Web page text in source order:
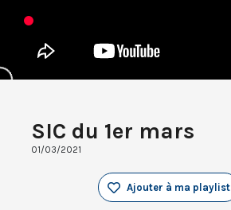
SIC du 1er mars
01/03/2021
Ajouter à ma playlist